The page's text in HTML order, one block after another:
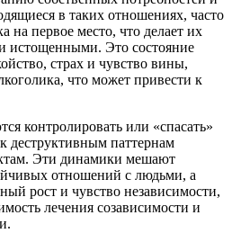
в таких отношениях, часто
на первое место, что делает их
истощенными. Это состояние
страх и чувство вины,
что может привести к
контролировать или «спасать»
деструктивным паттернам
Эти динамики мешают
отношений с людьми, а
рост и чувство независимости,
лечения созависимости и